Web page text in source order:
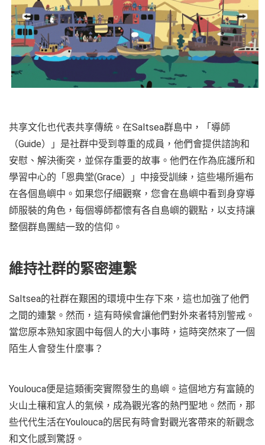
共享文化也代表共享傳統。在Saltsea群島中，「導師
（Guide）」是社群中受到尊重的成員，他們會提供諮詢和
安慰、解決衝突，並保存重要的故事。他們在作為庇護所和
學習中心的「恩典堂(Grace）」中接受訓練，這些場所遍布
在各個島嶼中。如果您仔細觀察，您會在島嶼中看到身穿導
師服裝的角色，每個導師都懷有各自島嶼的觀點，以支持讓
整個群島團結一致的信仰。
維持社群的緊密連繫
Saltsea的社群在艱困的環境中生存下來，這也加強了他們
之間的連繫。然而，這有時候會讓他們對外來者特別警戒。
當您原本熟知家園中每個人的大小事時，這時突然來了一個
陌生人會發生什麼事？
Youlouca便是這類衝突實際發生的島嶼。這個地方有富饒的
火山土穰和宜人的氣候，成為觀光客的熱門聖地。然而，那
些代代生活在Youlouca的居民有時會對觀光客帶來的新觀念
和文化感到驚訝。